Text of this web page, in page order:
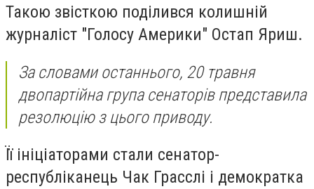
Такою звісткою поділився колишній
журналіст "Голосу Америки" Остап Яриш.
За словами останнього, 20 травня
двопартійна група сенаторів представила
резолюцію з цього приводу.
Її ініціаторами стали сенатор-
республіканець Чак Грасслі і демократка